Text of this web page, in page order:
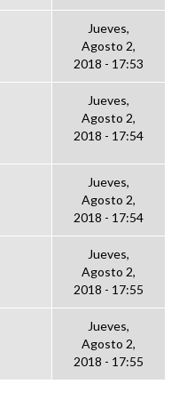
Jueves,
Agosto 2,
2018 - 17:53
Jueves,
Agosto 2,
2018 - 17:54
Jueves,
Agosto 2,
2018 - 17:54
Jueves,
Agosto 2,
2018 - 17:55
Jueves,
Agosto 2,
2018 - 17:55